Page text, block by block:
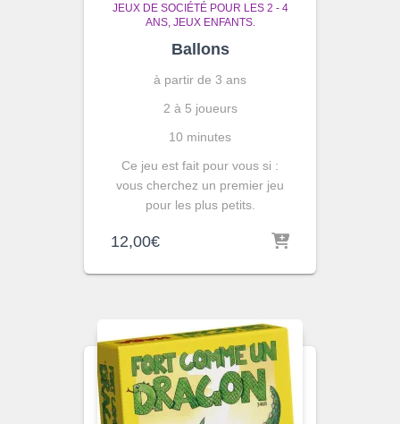
JEUX DE SOCIÉTÉ POUR LES 2 - 4
ANS JEUX ENFANTS.
Ballons
à partir de 3 ans
2 à 5 joueurs
10 minutes
Ce jeu est fait pour vous si :
vous cherchez un premier jeu
pour les plus petits.
12,00€